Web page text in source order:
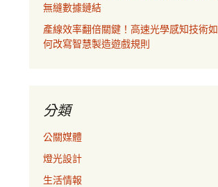
無縫數據鏈結
產線效率翻倍關鍵！高速光學感知技術如
何改寫智慧製造遊戲規則
分類
公關媒體
燈光設計
生活情報